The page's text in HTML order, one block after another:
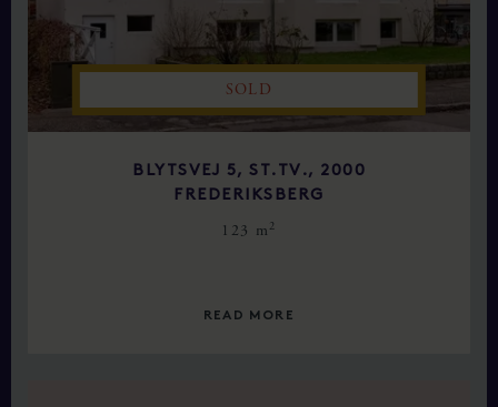
SOLD
BLYTSVEJ 5, ST.TV., 2000
FREDERIKSBERG
123 m 2
READ MORE